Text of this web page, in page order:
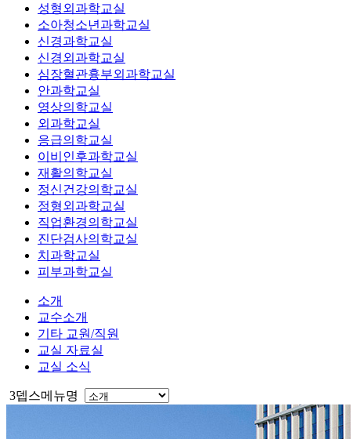
성형외과학교실
소아청소년과학교실
신경과학교실
신경외과학교실
심장혈관흉부외과학교실
안과학교실
영상의학교실
외과학교실
응급의학교실
이비인후과학교실
재활의학교실
정신건강의학교실
정형외과학교실
직업환경의학교실
진단검사의학교실
치과학교실
피부과학교실
소개
교수소개
기타 교원/직원
교실 자료실
교실 소식
3뎁스메뉴명